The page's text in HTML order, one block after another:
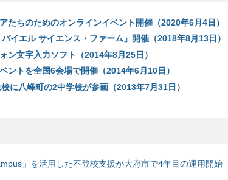
たちのためのオンラインイベント開催（2020年6月4日）
イエル サイエンス・ファーム」開催（2018年8月13日）
ン文字入力ソフト（2014年8月25日）
ントを全国6会場で開催（2014年6月10日）
に八峰町の2中学校が参画（2013年7月31日）
」を活用した不登校支援が大府市で4年目の運用開始